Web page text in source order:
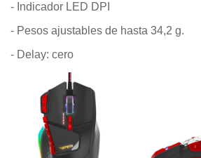
- Indicador LED DPI
- Pesos ajustables de hasta 34,2 g.
- Delay: cero